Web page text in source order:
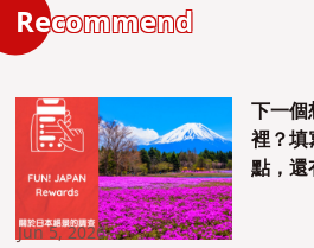
Recommend
下一個
裡？
點，還
Jun 5, 2026